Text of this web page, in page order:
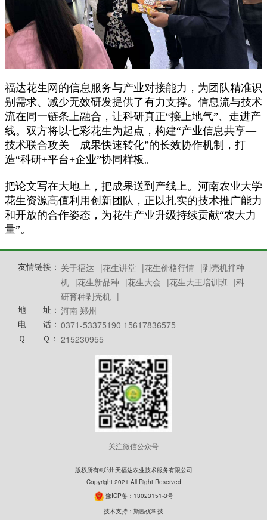
福达花生网的信息服务与产业对接能力，为团队精准识
别需求、减少无效研发提供了有力支撑。信息流与技术
流在同一链条上融合，让科研真正“接上地气”、走进产
线。双方将以七彩花生为起点，构建“产业信息共享—
技术联合攻关—成果快速转化”的长效协作机制，打
造“科研+平台+企业”协同样板。
把论文写在大地上，把成果送到产线上。河南农业大学
花生资源高值利用创新团队，正以扎实的技术推广能力
和开放的合作姿态，为花生产业升级持续贡献“农大力
量”。
友情链接： 关于福达 |花生讲堂 |花生价格行情 |剥壳机拌种
机 |花生新品种 |花生大会 |花生大王培训班 |科
研育种剥壳机 |
地 址： 河南 郑州
电 话： 0371-53375190 15617836575
Ｑ Ｑ： 215230955
关注微信公众号
版权所有©郑州天福达农业技术服务有限公司
Copyright 2021 All Right Reserved
豫ICP备：13023151-3号
技术支持： 斯匹优科技